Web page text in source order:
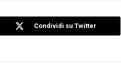
Condividi su Twitter